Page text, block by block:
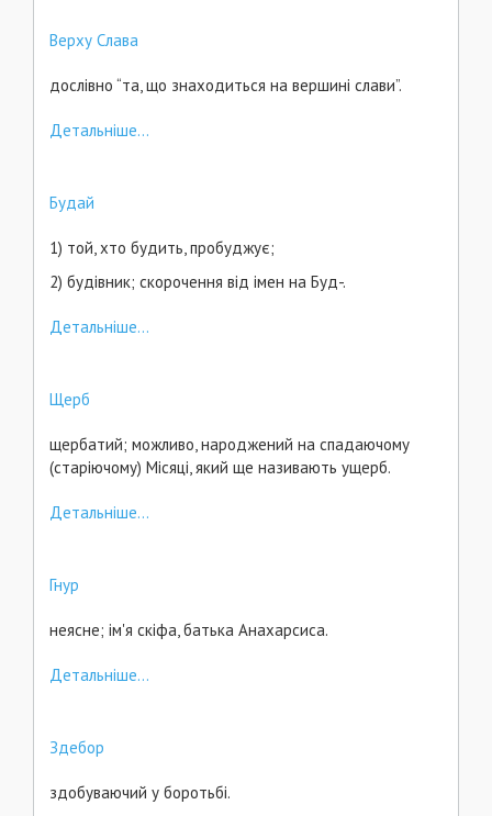
Верху Слава
дослівно “та, що знаходиться на вершині слави”.
Детальніше...
Будай
1) той, хто будить, пробуджує;
2) будівник; скорочення від імен на Буд-.
Детальніше...
Щерб
щербатий; можливо, народжений на спадаючому
(старіючому) Місяці, який ще називають ущерб.
Детальніше...
Гнур
неясне; ім'я скіфа, батька Анахарсиса.
Детальніше...
Здебор
здобуваючий у боротьбі.